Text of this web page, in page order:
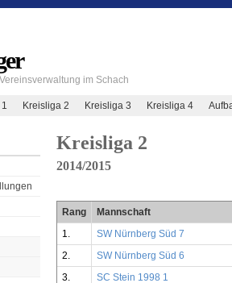
im Schach
Kreisliga 2 Kreisliga 3 Kreisliga 4
Kreisliga 2
2014/2015
Rang
Mannschaft
1.
SW Nürnberg Süd 7
2.
SW Nürnberg Süd 6
3.
SC Stein 1998 1